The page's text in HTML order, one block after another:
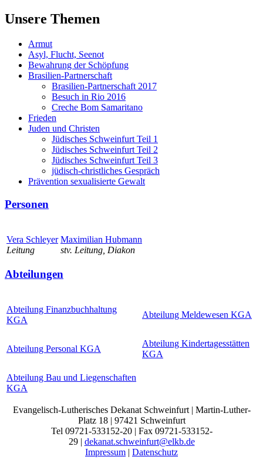
Unsere Themen
Armut
Asyl, Flucht, Seenot
Bewahrung der Schöpfung
Brasilien-Partnerschaft
Brasilien-Partnerschaft 2017
Besuch in Rio 2016
Creche Bom Samaritano
Frieden
Juden und Christen
Jüdisches Schweinfurt Teil 1
Jüdisches Schweinfurt Teil 2
Jüdisches Schweinfurt Teil 3
jüdisch-christliches Gespräch
Prävention sexualisierte Gewalt
Personen
Vera Schleyer
Leitung
Maximilian Hubmann
stv. Leitung, Diakon
Abteilungen
Abteilung Finanzbuchhaltung
KGA
Abteilung Meldewesen KGA
Abteilung Personal KGA
Abteilung Kindertagesstätten
KGA
Abteilung Bau und Liegenschaften
KGA
Evangelisch-Lutherisches Dekanat Schweinfurt | Martin-Luther-
Platz 18 | 97421 Schweinfurt
Tel 09721-533152-20 | Fax 09721-533152-
29 | dekanat.schweinfurt@elkb.de
Impressum | Datenschutz